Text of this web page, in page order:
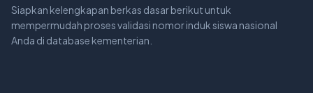
Siapkan kelengkapan berkas dasar berikut untuk
mempermudah proses validasi nomor induk siswa nasional
Anda di database kementerian.